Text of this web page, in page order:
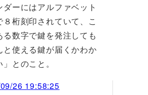
ダーにはアルファベット
８桁刻印されていて、こ
る数字で鍵を発注しても
と使える鍵が届くかわか
」とのこと。
26 19:58:25